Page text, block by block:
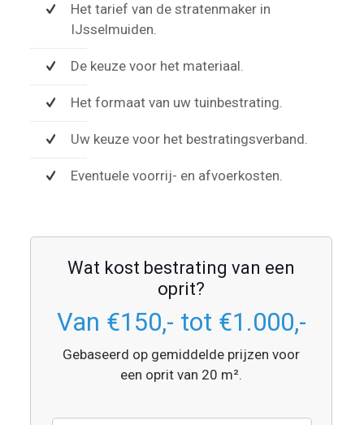
Het tarief van de stratenmaker in
IJsselmuiden.
De keuze voor het materiaal.
Het formaat van uw tuinbestrating.
Uw keuze voor het bestratingsverband.
Eventuele voorrij- en afvoerkosten.
Wat kost bestrating van een
oprit?
Van €150,- tot €1.000,-
Gebaseerd op gemiddelde prijzen voor
een oprit van 20 m².